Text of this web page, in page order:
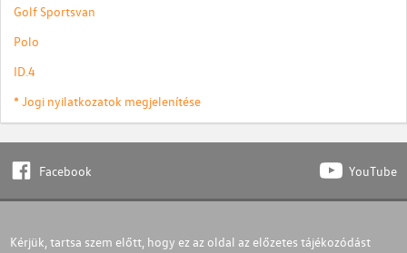
Golf Sportsvan
Polo
ID.4
* Jogi nyilatkozatok megjelenítése
Facebook YouTube
Kérjük, tartsa szem előtt, hogy ez az oldal az előzetes tájékozódást